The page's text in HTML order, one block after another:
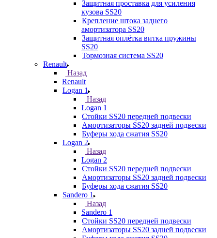
Защитная проставка для усиления
кузова SS20
Крепление штока заднего
амортизатора SS20
Защитная оплётка витка пружины
SS20
Тормозная система SS20
Renault
Назад
Renault
Logan 1
Назад
Logan 1
Стойки SS20 передней подвески
Амортизаторы SS20 задней подвески
Буферы хода сжатия SS20
Logan 2
Назад
Logan 2
Стойки SS20 передней подвески
Амортизаторы SS20 задней подвески
Буферы хода сжатия SS20
Sandero 1
Назад
Sandero 1
Стойки SS20 передней подвески
Амортизаторы SS20 задней подвески